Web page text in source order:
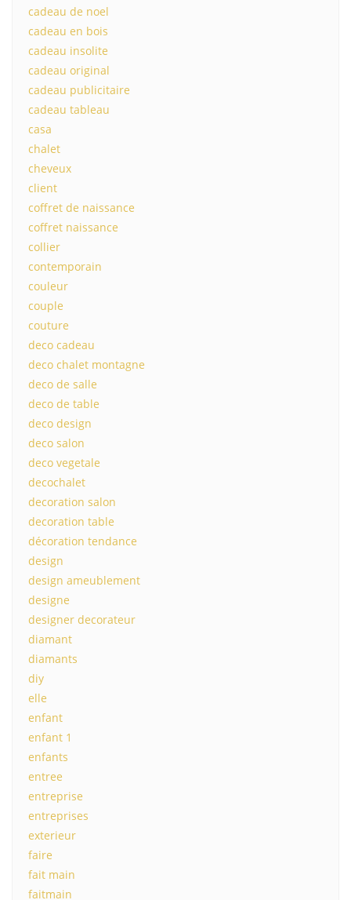
cadeau de noel
cadeau en bois
cadeau insolite
cadeau original
cadeau publicitaire
cadeau tableau
casa
chalet
cheveux
client
coffret de naissance
coffret naissance
collier
contemporain
couleur
couple
couture
deco cadeau
deco chalet montagne
deco de salle
deco de table
deco design
deco salon
deco vegetale
decochalet
decoration salon
decoration table
décoration tendance
design
design ameublement
designe
designer decorateur
diamant
diamants
diy
elle
enfant
enfant 1
enfants
entree
entreprise
entreprises
exterieur
faire
fait main
faitmain